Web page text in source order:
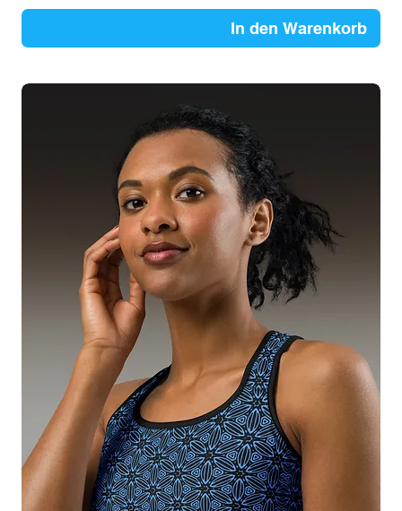
In den Warenkorb